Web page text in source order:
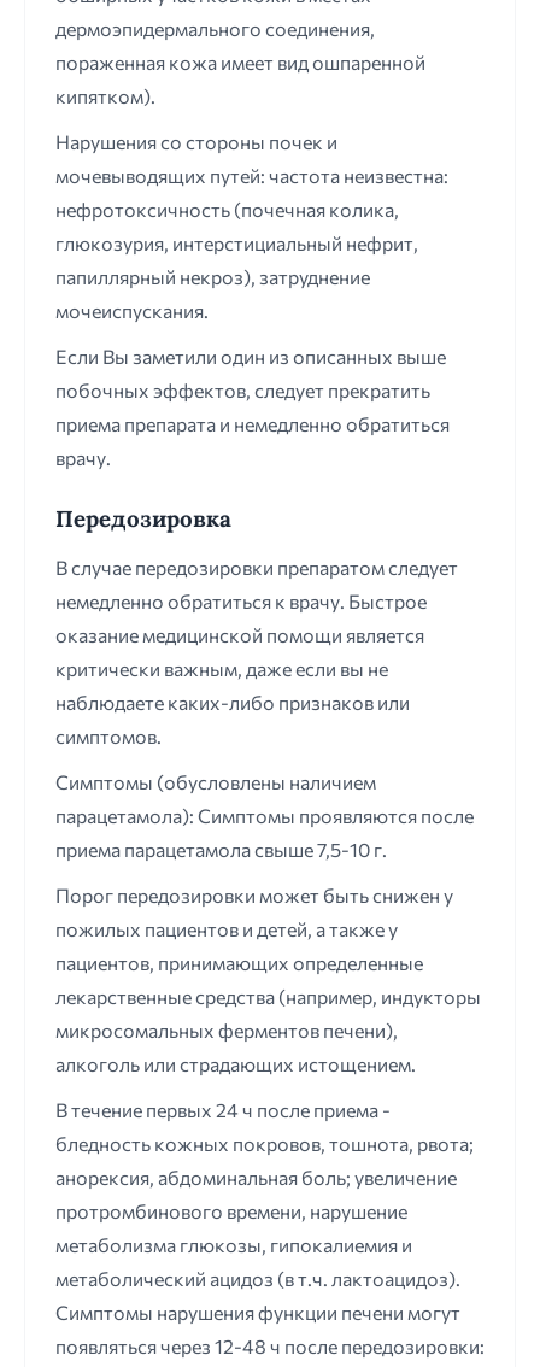
дермоэпидермального соединения,
пораженная кожа имеет вид ошпаренной
кипятком).
Нарушения со стороны почек и
мочевыводящих путей: частота неизвестна:
нефротоксичность (почечная колика,
глюкозурия, интерстициальный нефрит,
папиллярный некроз), затруднение
мочеиспускания.
Если Вы заметили один из описанных выше
побочных эффектов, следует прекратить
приема препарата и немедленно обратиться
врачу.
Передозировка
В случае передозировки препаратом следует
немедленно обратиться к врачу. Быстрое
оказание медицинской помощи является
критически важным, даже если вы не
наблюдаете каких-либо признаков или
симптомов.
Симптомы (обусловлены наличием
парацетамола): Симптомы проявляются после
приема парацетамола свыше 7,5-10 г.
Порог передозировки может быть снижен у
пожилых пациентов и детей, а также у
пациентов, принимающих определенные
лекарственные средства (например, индукторы
микросомальных ферментов печени),
алкоголь или страдающих истощением.
В течение первых 24 ч после приема -
бледность кожных покровов, тошнота, рвота;
анорексия, абдоминальная боль; увеличение
протромбинового времени, нарушение
метаболизма глюкозы, гипокалиемия и
метаболический ацидоз (в т.ч. лактоацидоз).
Симптомы нарушения функции печени могут
появляться через 12-48 ч после передозировки: